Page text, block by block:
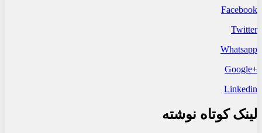
Facebook
Twitter
Whatsapp
+Google
Linkedin
لینک کوتاه نوشته